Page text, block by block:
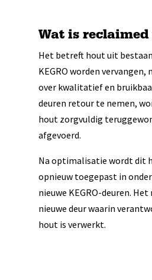
Wat is reclaimed
Het betreft hout uit
KEGRO worden vervangen,
over kwalitatief en
deuren retour te nemen,
hout zorgvuldig
afgevoerd.
Na optimalisatie wordt dit
opnieuw toegepast in
nieuwe KEGRO-deuren.
nieuwe deur waarin
hout is verwerkt.